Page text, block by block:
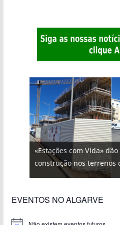
«Estações com Vida»
construção nos terrenos
EVENTOS NO ALGARVE